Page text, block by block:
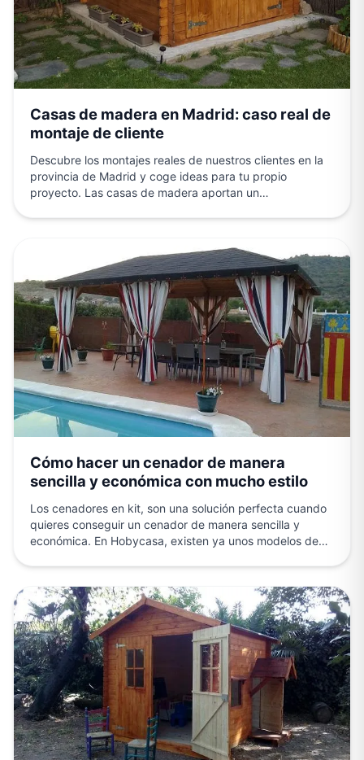
Casas de madera en Madrid: caso real de
montaje de cliente
Descubre los montajes reales de nuestros clientes en la
provincia de Madrid y coge ideas para tu propio
proyecto. Las casas de madera aportan un…
Cómo hacer un cenador de manera
sencilla y económica con mucho estilo
Los cenadores en kit, son una solución perfecta cuando
quieres conseguir un cenador de manera sencilla y
económica. En Hobycasa, existen ya unos modelos de…